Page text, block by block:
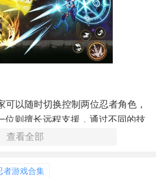
可以随时切换控制两位忍者角色，
位则擅长远程支援，通过不同的技
复杂的战斗场景。
美的画面和震撼的音效，为玩家带
查看全部
者游戏合集